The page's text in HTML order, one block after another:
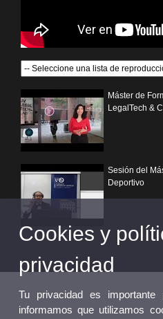
Máster de
LegalTech &
Sesión del
Deportivo
¿Por qué
Universitat de
Cookies y
privacidad
Tu privacidad es
informamos que utilizamos